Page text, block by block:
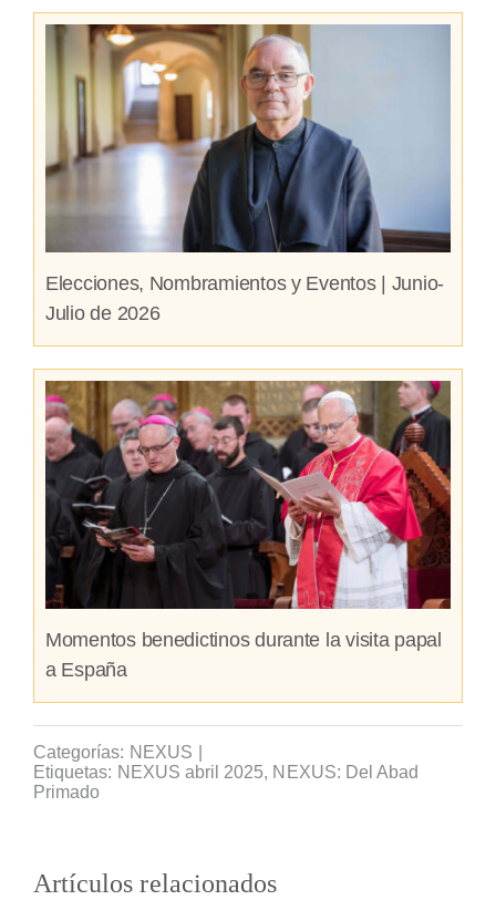
Elecciones, Nombramientos y Eventos | Junio-
Julio de 2026
Momentos benedictinos durante la visita papal
a España
Categorías: NEXUS
Etiquetas: NEXUS abril 2025, NEXUS: Del Abad
Primado
Artículos relacionados